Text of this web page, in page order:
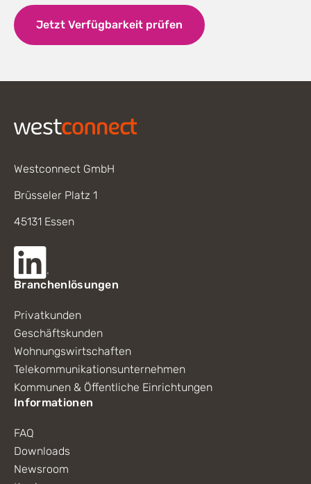
Jetzt Verfügbarkeit prüfen
Westconnect GmbH
Brüsseler Platz 1
45131 Essen
Branchenlösungen
Privatkunden
Geschäftskunden
Wohnungswirtschaften
Telekommunikationsunternehmen
Kommunen & Öffentliche Einrichtungen
Informationen
FAQ
Downloads
Newsroom